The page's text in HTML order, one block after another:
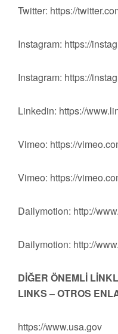
Twitter: https://
Instagram: https://
Instagram: https://
Linkedin: https://
Vimeo: https://
Vimeo: https://
Dailymotion: http://
Dailymotion: http://
DİĞER ÖNEMLİ
LINKS – OTROS
https://www.usa.gov